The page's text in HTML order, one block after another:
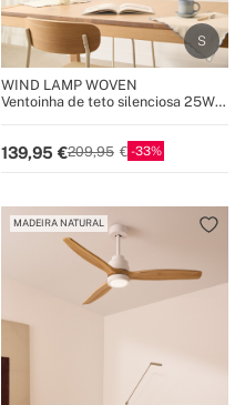
WIND LAMP WOVEN
Ventoinha de teto silenciosa 25W
139,95 209,95 33
MADEIRA NATURAL